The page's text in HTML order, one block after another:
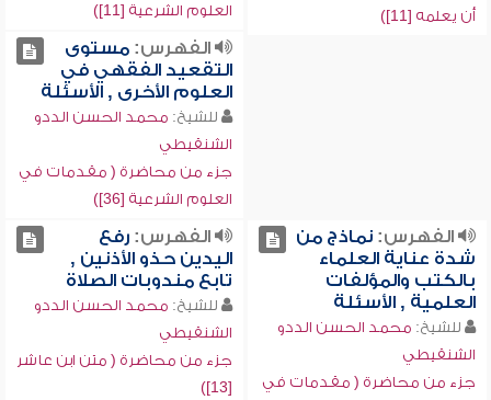
أن يعلمه [11])
العلوم الشرعية [11])
الفهرس:مستوى
التقعيد الفقهي في
العلوم الأخرى , الأسئلة
للشيخ: محمد الحسن الددو
الشنقيطي
جزء من محاضرة ( مقدمات في
العلوم الشرعية [36])
الفهرس:نماذج من
شدة عناية العلماء
بالكتب والمؤلفات
العلمية , الأسئلة
للشيخ: محمد الحسن الددو
الشنقيطي
جزء من محاضرة ( مقدمات في
الفهرس:رفع
اليدين حذو الأذنين ,
تابع مندوبات الصلاة
للشيخ: محمد الحسن الددو
الشنقيطي
جزء من محاضرة ( متن ابن عاشر
[13])